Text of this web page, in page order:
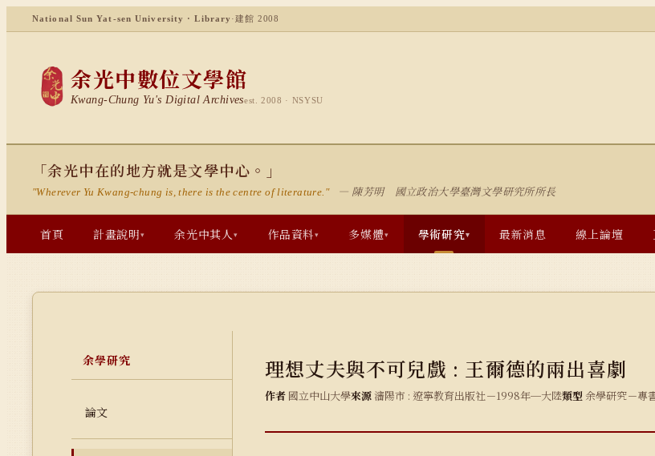
National Sun Yat-sen University · Library ·建館 2008
余光中數位文學館
Kwang-Chung Yu's Digital Archivesest. 2008 · NSYSU
「余光中在的地方就是文學中心。」
"Wherever Yu Kwang-chung is, there is the centre of literature." — 陳芳明 國立政治大學臺灣文學研究所所長
首頁 計畫說明▾ 余光中其人▾ 作品資料▾ 多媒體▾ 學術研究▾ 最新消息 線上論壇
余學研究
論文
理想丈夫與不可兒戲 : 王爾德的兩出喜劇
作者 國立中山大學來源瀋陽市 : 遼寧教育出版社－1998年─大陸類型 余學研究－專